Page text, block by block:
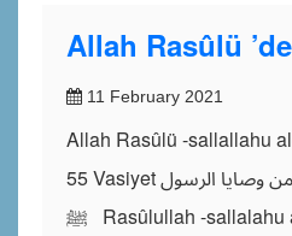
Allah Rasûlü
11 February 2021
Allah Rasûlü -sallallahu
55 Vasiyet خمس وخمسون وصية من وصايا الرسول
ﷺ Rasûlullah -sallalahu aleyhi ve sellem-’in